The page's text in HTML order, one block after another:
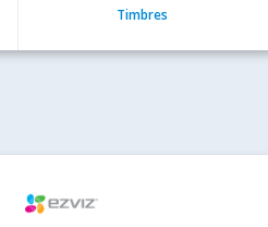
Timbres